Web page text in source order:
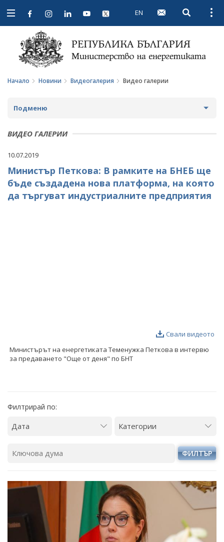
Open
navigation
EN Open
Начало Новини Видеогалерия Видео галерии
Подменю
НОВИНИ
ПРЕДСТОЯЩИ СЪБИТИЯ
ЗА ОБЩЕСТВЕНО ОБСЪЖДАНЕ
ПРОЕКТИ ЗА ОБЩЕСТВЕНО ОБСЪЖДАНЕ
ИНТЕРВЮТА
ВИДЕО ГАЛЕРИИ
10.07.2019
Министър Петкова: В рамките на БНЕБ ще
бъде създадена нова платформа, на която
да търгуват индустриалните предприятия
Свали видеото
Министърът на енергетиката Теменужка Петкова в интервю
за предаването "Още от деня" по БНТ
Филтрирай по:
ФИЛТЪР